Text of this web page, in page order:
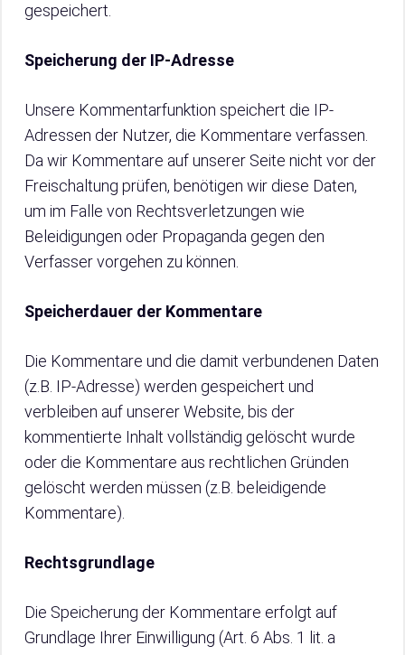
gespeichert.
Speicherung der IP-Adresse
Unsere Kommentarfunktion speichert die IP-
Adressen der Nutzer, die Kommentare verfassen.
Da wir Kommentare auf unserer Seite nicht vor der
Freischaltung prüfen, benötigen wir diese Daten,
um im Falle von Rechtsverletzungen wie
Beleidigungen oder Propaganda gegen den
Verfasser vorgehen zu können.
Speicherdauer der Kommentare
Die Kommentare und die damit verbundenen Daten
(z.B. IP-Adresse) werden gespeichert und
verbleiben auf unserer Website, bis der
kommentierte Inhalt vollständig gelöscht wurde
oder die Kommentare aus rechtlichen Gründen
gelöscht werden müssen (z.B. beleidigende
Kommentare).
Rechtsgrundlage
Die Speicherung der Kommentare erfolgt auf
Grundlage Ihrer Einwilligung (Art. 6 Abs. 1 lit. a